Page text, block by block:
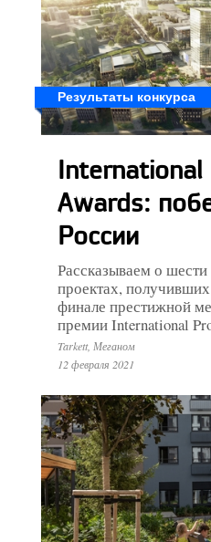
Результаты конкурса
Awards:
России
Рассказываем о
проектах,
финале престижной
премии International
Tarkett, Меганом
12 февраля 2021